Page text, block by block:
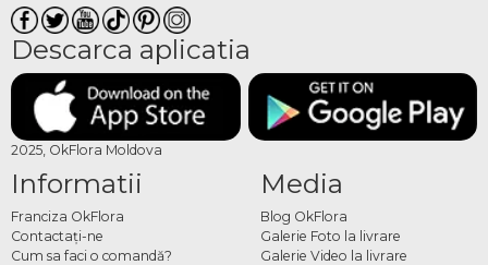
Descarca aplicatia
2025, OkFlora Moldova
Informatii
Franciza OkFlora
Contactaţi-ne
Cum sa faci o comandă?
Media
Blog OkFlora
Galerie Foto la livrare
Galerie Video la livrare